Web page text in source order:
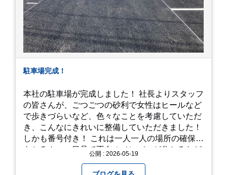
駐車場完成！
本社の駐車場が完成しました！ 社長よりスタッフ
の皆さんが、ごつごつの砂利で女性はヒールなど
で歩きづらいなど、色々なことを考慮していただ
き、こんなにきれいに整備していただきました！
しかも番号付き！ これは一人一人の場所の確保は
もちろん、一目見て不在のメンバーが分かるなど
は毎月「環境整備点検」を実施し、お客様や共に
公開 : 2026-05-19